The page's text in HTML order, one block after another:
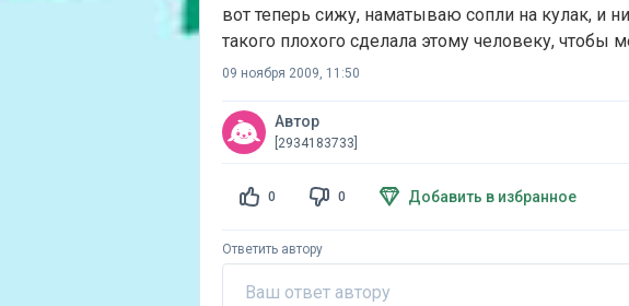
вот теперь сижу, наматываю сопли на кулак, и
такого плохого сделала этому человеку, чтобы
09 ноября 2009, 11:50
Автор
[2934183733]
0 0 Добавить в избранное
Ответить автору